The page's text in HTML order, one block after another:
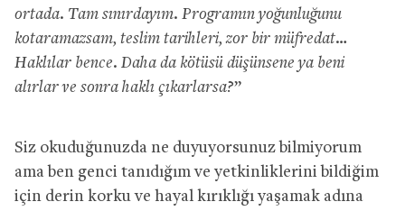
ortada. Tam sınırdayım. Programın yoğunluğunu
kotaramazsam, teslim tarihleri, zor bir müfredat…
Haklılar bence. Daha da kötüsü düşünsene ya beni
alırlar ve sonra haklı çıkarlarsa?”
Siz okuduğunuzda ne duyuyorsunuz bilmiyorum
ama ben genci tanıdığım ve yetkinliklerini bildiğim
için derin korku ve hayal kırıklığı yaşamak adına